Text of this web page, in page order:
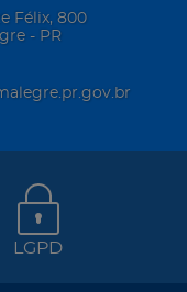
Félix, 800
- PR
LGPD